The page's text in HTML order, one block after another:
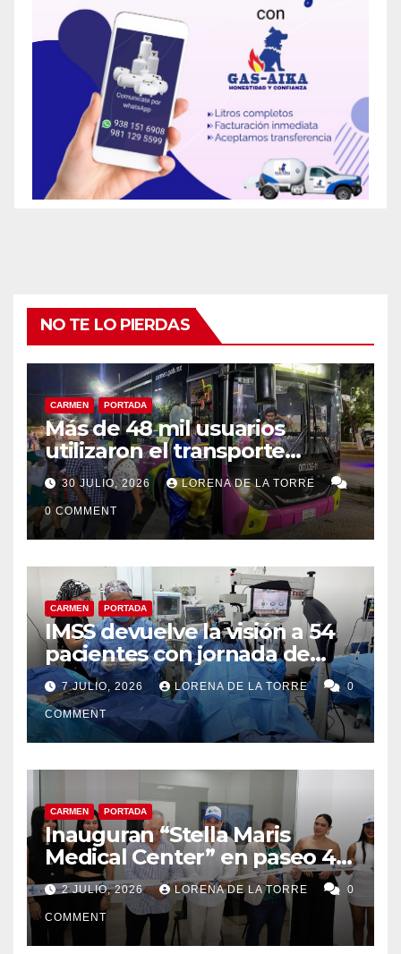
NO TE LO PIERDAS
CARMEN PORTADA
Más de 48 mil usuarios
utilizaron el transporte
“Amor por Carmen” durante
la Feria Carmen 2026
30 JULIO, 2026 LORENA DE LA TORRE
0 COMMENT
CARMEN PORTADA
IMSS devuelve la visión a 54
pacientes con jornada de
cirugías de cataratas en
Ciudad del Carmen
7 JULIO, 2026 LORENA DE LA TORRE 0
COMMENT
CARMEN PORTADA
Inauguran “Stella Maris
Medical Center” en paseo 4.5
en Ciudad del Carmen
2 JULIO, 2026 LORENA DE LA TORRE 0
COMMENT